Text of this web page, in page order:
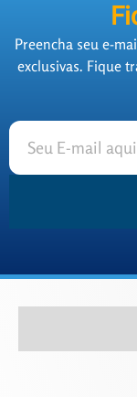
Preencha seu e-
exclusivas. Fique